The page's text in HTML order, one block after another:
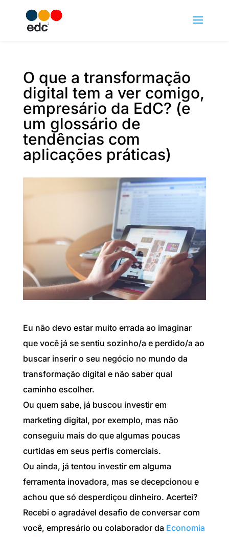
O que a transformação
digital tem a ver comigo,
empresário da EdC? (e
um glossário de
tendências com
aplicações práticas)
Eu não devo estar muito errada ao imaginar
que você já se sentiu sozinho/a e perdido/a ao
buscar inserir o seu negócio no mundo da
transformação digital e não saber qual
caminho escolher.
Ou quem sabe, já buscou investir em
marketing digital, por exemplo, mas não
conseguiu mais do que algumas poucas
curtidas em seus perfis comerciais.
Ou ainda, já tentou investir em alguma
ferramenta inovadora, mas se decepcionou e
achou que só desperdiçou dinheiro. Acertei?
Recebi o agradável desafio de conversar com
você, empresário ou colaborador da Economia